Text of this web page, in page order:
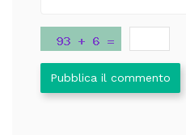
Pubblica il commento